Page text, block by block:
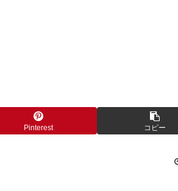
Pinterest コピー